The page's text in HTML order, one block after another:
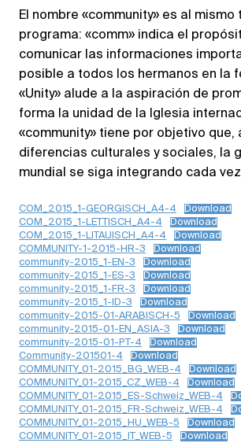
El nombre «community» es al
programa: «comm» indica el
comunicar las informaciones
posible a todos los hermanos en la
«Unity» alude a la aspiración de
forma la unidad de la Iglesia
«community» tiene por objetivo que,
diferencias culturales y sociales, la
mundial se siga integrando cada
COM_2015_1-GEORGISCH_A4-4
Download
COM_2015_1-LETTISCH_A4-4
Download
COM_2015_1-LITAUISCH_A4-4
Download
COMMUNITY-1-2015-HR-3
Download
community-2015_1-EN-3
Download
community-2015_1-ES-3
Download
community-2015_1-FR-3
Download
community-2015_1-ID-3
Download
community-2015-01-ARABISCH-5
Download
community-2015-01-EN_ASIA-3
Download
community-2015-01-PT-4
Download
Community-201501-4
Download
COMMUNITY_01-2015_BG_WEB-4
Download
COMMUNITY_01-2015_CZ_WEB-4
Download
COMMUNITY_01-2015_ES-Schweiz_WEB-4
COMMUNITY_01-2015_FR-Schweiz_WEB-4
COMMUNITY_01-2015_HU_WEB-5
Download
COMMUNITY_01-2015_IT_WEB-5
Download